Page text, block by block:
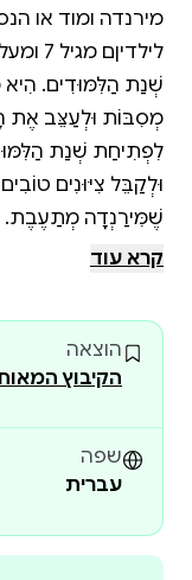
מירנדה ומוד או
שְׁנַת הַלִּמּוּדִים. הִיא
מְסִבּוֹת וּלְעַצֵּב אֶת
לִפְתִיחַת שְׁנַת
וּלְקַבֵּל צִיּוּנִים
שֶׁמִּירַנְדָה מְתַעֶבֶת.
לַלִּמּוּדִים מַגִּיע
קרא עוד
הוצאה
הקיבוץ
שפה
עברית